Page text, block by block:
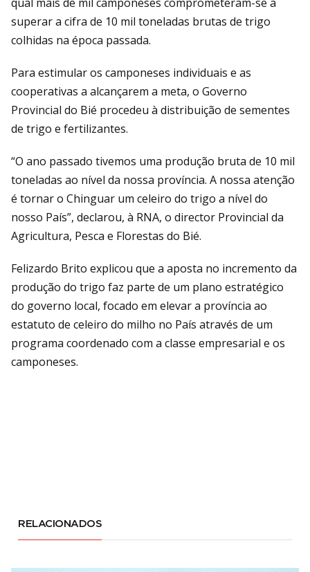
superar a cifra de 10 mil toneladas brutas de trigo
colhidas na época passada.
Para estimular os camponeses individuais e as
cooperativas a alcançarem a meta, o Governo
Provincial do Bié procedeu à distribuição de sementes
de trigo e fertilizantes.
“O ano passado tivemos uma produção bruta de 10 mil
toneladas ao nível da nossa província. A nossa atenção
é tornar o Chinguar um celeiro do trigo a nível do
nosso País”, declarou, à RNA, o director Provincial da
Agricultura, Pesca e Florestas do Bié.
Felizardo Brito explicou que a aposta no incremento da
produção do trigo faz parte de um plano estratégico
do governo local, focado em elevar a província ao
estatuto de celeiro do milho no País através de um
programa coordenado com a classe empresarial e os
camponeses.
RELACIONADOS